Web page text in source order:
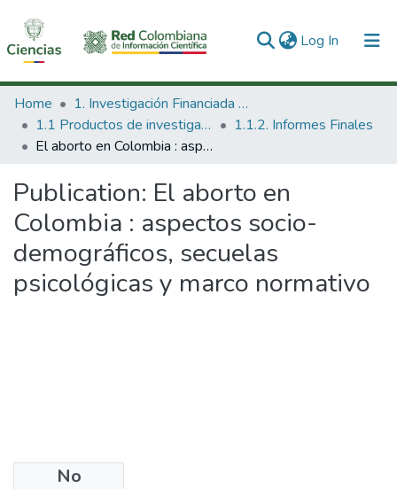
Log In (current)
Communities & Collections
All of DSpace
Home
1. Investigación Financiada con Recursos Públicos
1.1 Productos de investigación
1.1.2. Informes Finales
El aborto en Colombia : aspectos socio-demográficos, secuelas psicológicas y marco normativo
Publication: El aborto en
Colombia : aspectos socio-
demográficos, secuelas
psicológicas y marco normativo
No